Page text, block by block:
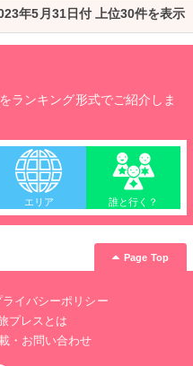
年5月31日付 上位30件を表示
ランキング形式でご紹介しま
エリア 誰と行く？
Page Top
ライバシーポリシー
プレスとは
・お問い合わせ